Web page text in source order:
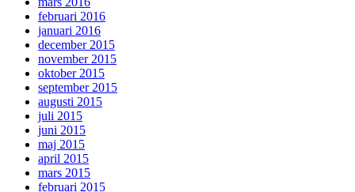
februari 2016
januari 2016
december 2015
november 2015
oktober 2015
september 2015
augusti 2015
juli 2015
juni 2015
maj 2015
april 2015
mars 2015
februari 2015